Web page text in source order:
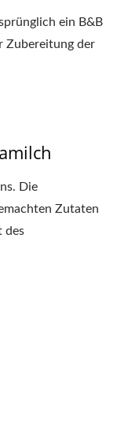
ein B&B
Zubereitung der
Die
Zutaten
des